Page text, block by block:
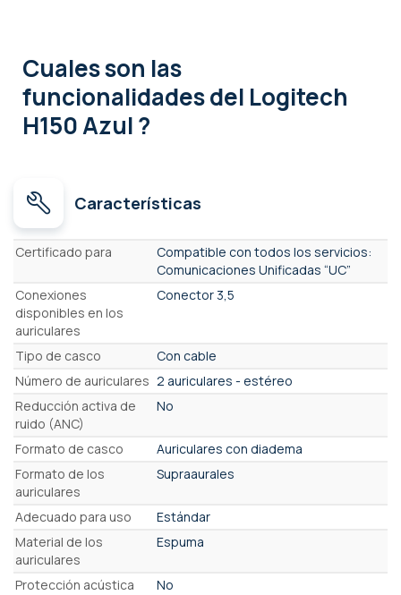
Cuales son las
funcionalidadesdel Logitech
H150 Azul ?
Características
Características
Certificado para
Compatible con todos los servicios:
Comunicaciones Unificadas “UC”
Conexiones
disponibles en los
auriculares
Conector 3,5
Tipo de casco
Con cable
Número de auriculares 2 auriculares - estéreo
Reducción activa de
ruido (ANC)
No
Formato de casco
Auriculares con diadema
Formato de los
auriculares
Supraaurales
Adecuado para uso
Estándar
Material de los
auriculares
Espuma
Protección acústica
No